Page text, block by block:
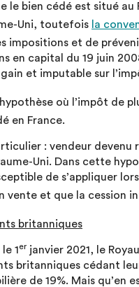
le bien cédé est situé
Uni, toutefois la
impositions et de
en capital du 19 juin
et imputable sur
où l’impôt de
en France.
: vendeur devenu
Uni. Dans cette
de s’appliquer
vente et que la cession
britanniques
1er janvier 2021, le
britanniques cédant
de 19%. Mais qu’en